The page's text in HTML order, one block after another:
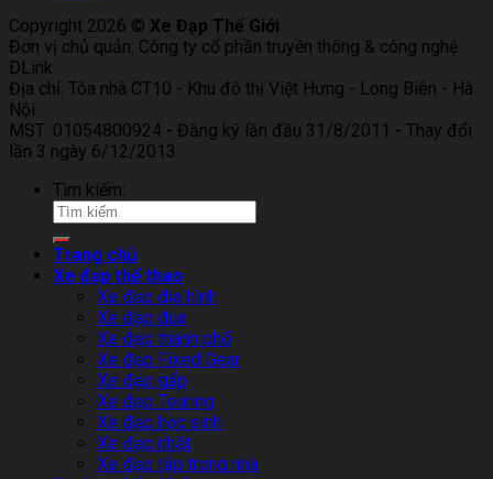
Copyright 2026 © Xe Đạp Thế Giới
Đơn vị chủ quản: Công ty cổ phần truyền thông & công nghệ
DLink
Địa chỉ: Tòa nhà CT10 - Khu đô thị Việt Hưng - Long Biên - Hà
Nội
MST: 01054800924 - Đăng ký lần đầu 31/8/2011 - Thay đổi
lần 3 ngày 6/12/2013
Tìm kiếm:
Trang chủ
Xe đạp thể thao
Xe đạp địa hình
Xe đạp đua
Xe đạp thành phố
Xe đạp Fixed Gear
Xe đạp gấp
Xe đạp Touring
Xe đạp học sinh
Xe đạp nhật
Xe đạp tập trong nhà